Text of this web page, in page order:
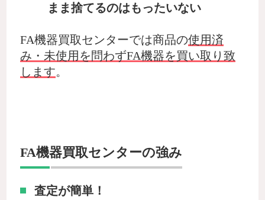
まま捨てるのはもったいない
FA機器買取センターでは商品の使用済
み・未使用を問わずFA機器を買い取り致
します。
FA機器買取センターの強み
査定が簡単！